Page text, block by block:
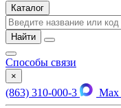
Каталог
Найти
Способы связи
×
(863) 310-000-3 Max